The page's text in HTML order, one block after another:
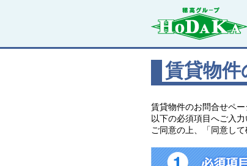
賃貸物
賃貸物件のお問合せペー
以下の必須項目へご入
ご同意の上、「同意し